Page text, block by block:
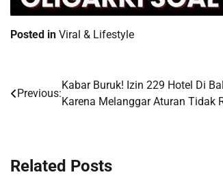
Posted in Viral & Lifestyle
Post
Previous:
Kabar Buruk! Izin 229 Hotel Di
Karena Melanggar Aturan Tidak
Related Posts